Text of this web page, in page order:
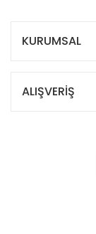
KURUMSAL
ALIŞVERİŞ